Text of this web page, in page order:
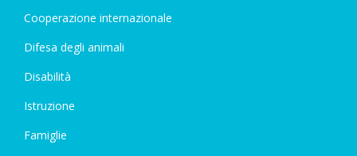
Cooperazione internazionale
Difesa degli animali
Disabilità
Istruzione
Famiglie